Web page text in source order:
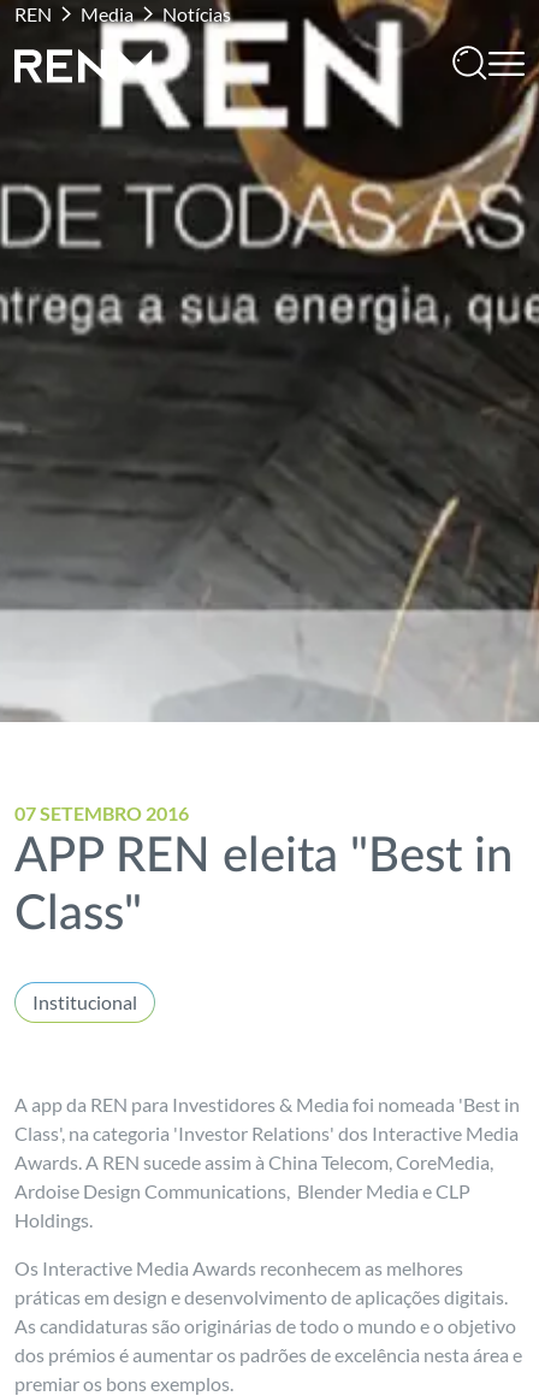
REN Media Notícias
07 SETEMBRO 2016
APP REN eleita "Best in
Class"
Institucional
A app da REN para Investidores & Media foi nomeada 'Best in
Class', na categoria 'Investor Relations' dos Interactive Media
Awards. A REN sucede assim à China Telecom, CoreMedia,
Ardoise Design Communications, Blender Media e CLP
Holdings.
Os Interactive Media Awards reconhecem as melhores
práticas em design e desenvolvimento de aplicações digitais.
As candidaturas são originárias de todo o mundo e o objetivo
dos prémios é aumentar os padrões de excelência nesta área e
premiar os bons exemplos.